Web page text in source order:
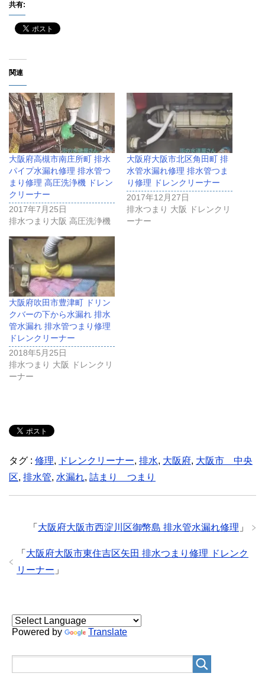
共有:
関連
大阪府高槻市南庄所町 排水
パイプ水漏れ修理 排水管つ
まり修理 高圧洗浄機 ドレン
クリーナー
2017年7月25日
排水つまり大阪 高圧洗浄機
大阪府大阪市北区角田町 排
水管水漏れ修理 排水管つま
り修理 ドレンクリーナー
2017年12月27日
排水つまり 大阪 ドレンクリ
ーナー
大阪府吹田市豊津町 ドリン
クバーの下から水漏れ 排水
管水漏れ 排水管つまり修理
ドレンクリーナー
2018年5月25日
排水つまり 大阪 ドレンクリ
ーナー
タグ : 修理, ドレンクリーナー, 排水, 大阪府, 大阪市 中央
区, 排水管, 水漏れ, 詰まり つまり
「 大阪府大阪市西淀川区御幣島 排水管水漏れ修理 」
「 大阪府大阪市東住吉区矢田 排水つまり修理 ドレンク
リーナー 」
Powered by Translate